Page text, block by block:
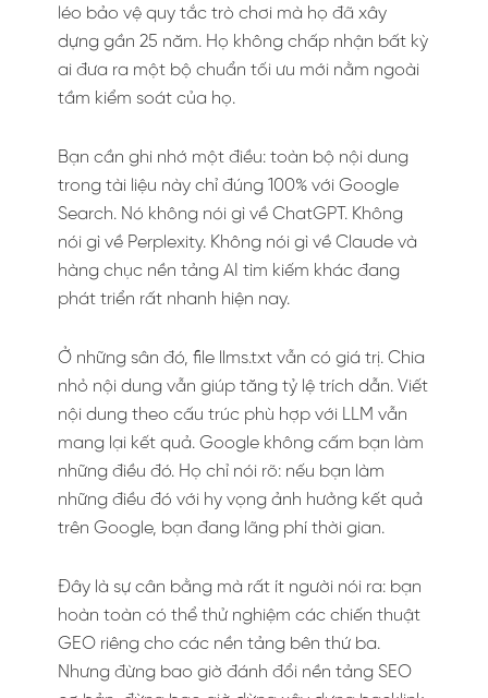
léo bảo vệ quy tắc trò chơi mà họ đã xây
dựng gần 25 năm. Họ không chấp nhận bất kỳ
ai đưa ra một bộ chuẩn tối ưu mới nằm ngoài
tầm kiểm soát của họ.
Bạn cần ghi nhớ một điều: toàn bộ nội dung
trong tài liệu này chỉ đúng 100% với Google
Search. Nó không nói gì về ChatGPT. Không
nói gì về Perplexity. Không nói gì về Claude và
hàng chục nền tảng AI tìm kiếm khác đang
phát triển rất nhanh hiện nay.
Ở những sân đó, file llms.txt vẫn có giá trị. Chia
nhỏ nội dung vẫn giúp tăng tỷ lệ trích dẫn. Viết
nội dung theo cấu trúc phù hợp với LLM vẫn
mang lại kết quả. Google không cấm bạn làm
những điều đó. Họ chỉ nói rõ: nếu bạn làm
những điều đó với hy vọng ảnh hưởng kết quả
trên Google, bạn đang lãng phí thời gian.
Đây là sự cân bằng mà rất ít người nói ra: bạn
hoàn toàn có thể thử nghiệm các chiến thuật
GEO riêng cho các nền tảng bên thứ ba.
Nhưng đừng bao giờ đánh đổi nền tảng SEO